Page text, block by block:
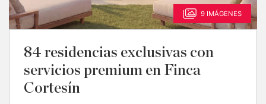
9 IMÁGENES
84 residencias exclusivas con
servicios premium en Finca
Cortesín